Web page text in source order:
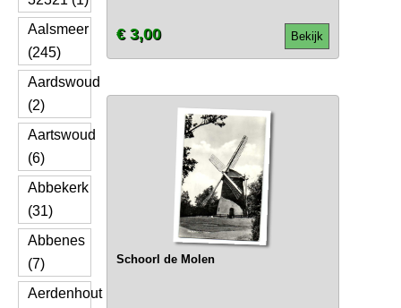
Aalsmeer
(245)
Aardswoud
(2)
Aartswoud
(6)
Abbekerk
(31)
Abbenes
(7)
Aerdenhout
Bekijk
€ 3,00
Schoorl de Molen